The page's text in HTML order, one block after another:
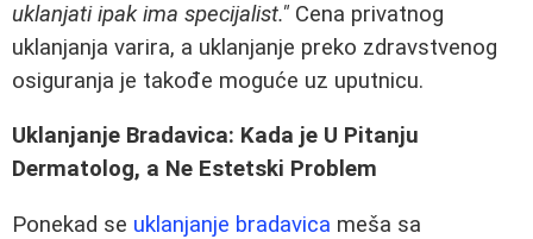
uklanjati ipak ima specijalist." Cena privatnog
uklanjanja varira, a uklanjanje preko zdravstvenog
osiguranja je takođe moguće uz uputnicu.
Uklanjanje Bradavica: Kada je U Pitanju
Dermatolog, a Ne Estetski Problem
Ponekad se uklanjanje bradavica meša sa